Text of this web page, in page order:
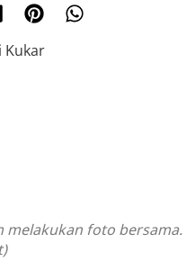
melakukan foto bersama.